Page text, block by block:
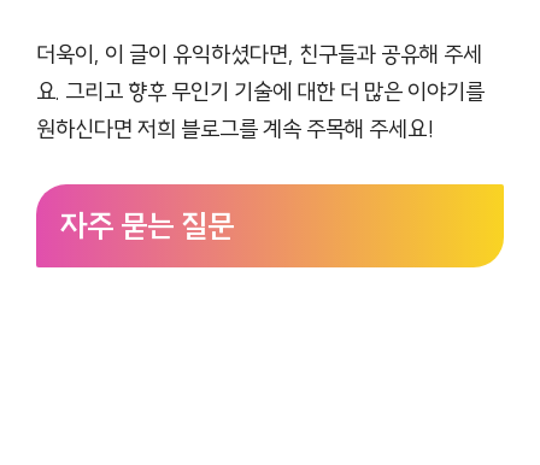
더욱이, 이 글이 유익하셨다면, 친구들과 공유해 주세
요. 그리고 향후 무인기 기술에 대한 더 많은 이야기를
원하신다면 저희 블로그를 계속 주목해 주세요!
자주 묻는 질문